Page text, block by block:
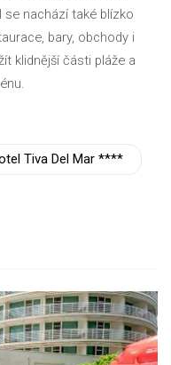
se nachází také blízko
bary, obchody i
klidnější části pláže a
Tiva Del Mar ****